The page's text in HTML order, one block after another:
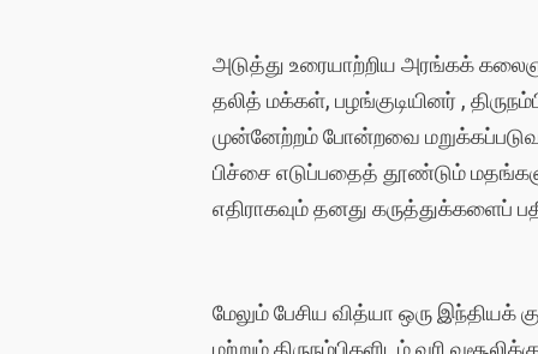
அடுத்து உரையாற்றிய அரங்கக்
தலித் மக்கள், பழங்குடியினர் ,
முன்னேற்றம் போன்றவை
பிச்சை எடுப்பதைத் தூண்டும்
எதிராகவும் தனது கருத்துக்களைப்
மேலும் பேசிய வித்யா ஒரு
மற்றும் திருநம்பிகளிடம் வரி